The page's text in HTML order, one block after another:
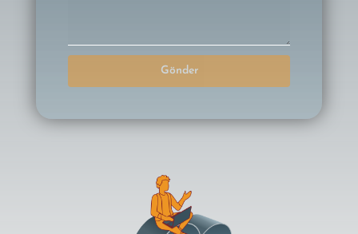
Gönder